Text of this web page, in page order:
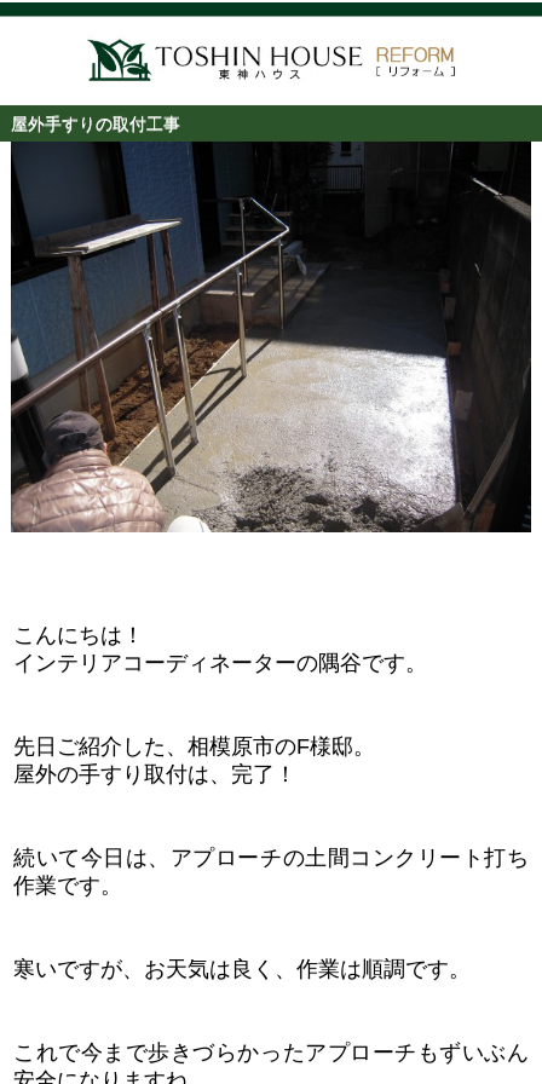
屋外手すりの取付工事
こんにちは！
インテリアコーディネーターの隅谷です。
先日ご紹介した、相模原市のF様邸。
屋外の手すり取付は、完了！
続いて今日は、アプローチの土間コンクリート打ち
作業です。
寒いですが、お天気は良く 、作業は順調です。
これで今まで歩きづらかったアプローチもずいぶん